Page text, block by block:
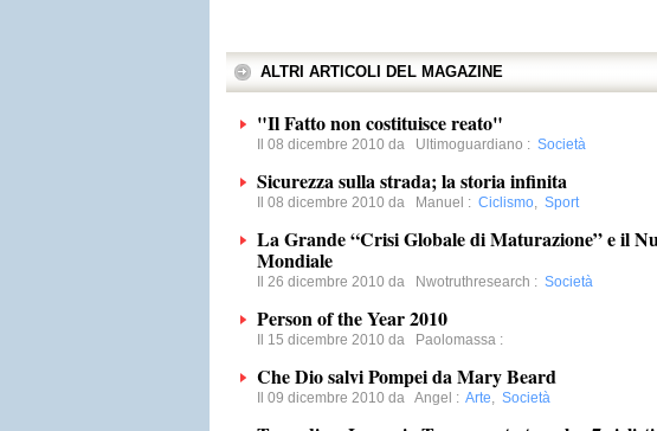
ALTRI ARTICOLI DEL MAGAZINE
"Il Fatto non costituisce reato"
Il 08 dicembre 2010 da Ultimoguardiano : Società
Sicurezza sulla strada; la storia infinita
Il 08 dicembre 2010 da Manuel : Ciclismo, Sport
La Grande “Crisi Globale di Maturazione” e il
Mondiale
Il 26 dicembre 2010 da Nwotruthresearch : Società
Person of the Year 2010
Il 15 dicembre 2010 da Paolomassa :
Che Dio salvi Pompei da Mary Beard
Il 09 dicembre 2010 da Angel : Arte, Società